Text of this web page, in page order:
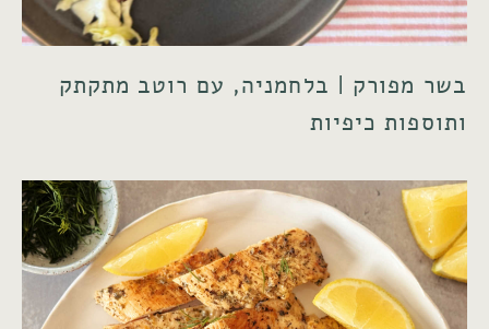
בשר מפורק | בלחמניה, עם רוטב מתקתק
ותוספות כיפיות